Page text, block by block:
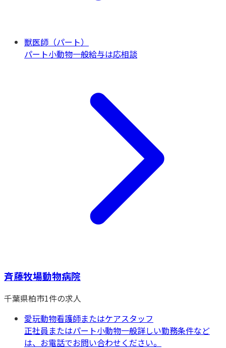
獣医師（パート）
パート小動物一般給与は応相談
斉藤牧場動物病院
千葉県柏市1件の求人
愛玩動物看護師またはケアスタッフ
正社員またはパート小動物一般詳しい勤務条件など
は、お電話でお問い合わせください。